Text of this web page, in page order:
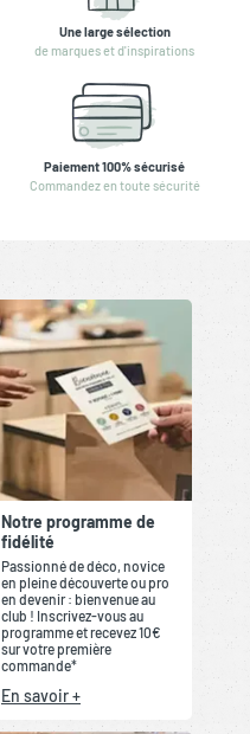
Une large sélection
de marques et d'inspirations
Paiement 100% sécurisé
Commandez en toute sécurité
Notre programme de
fidélité
Passionné de déco, novice
en pleine découverte ou pro
en devenir : bienvenue au
club ! Inscrivez-vous au
programme et recevez 10€
sur votre première
commande*
En savoir +